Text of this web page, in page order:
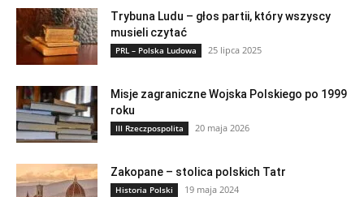
Trybuna Ludu – głos partii, który wszyscy
musieli czytać
PRL – Polska Ludowa 25 lipca 2025
Misje zagraniczne Wojska Polskiego po 1999
roku
III Rzeczpospolita 20 maja 2026
Zakopane – stolica polskich Tatr
Historia Polski 19 maja 2024